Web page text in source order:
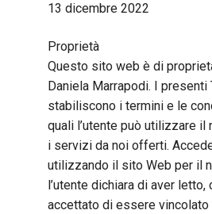
13 dicembre 2022
Proprietà
Questo sito web è di
Daniela Marrapodi. I presenti
stabiliscono i termini e le
quali l’utente può utilizzare
i servizi da noi offerti.
utilizzando il sito Web per il
l’utente dichiara di aver
accettato di essere vincolato